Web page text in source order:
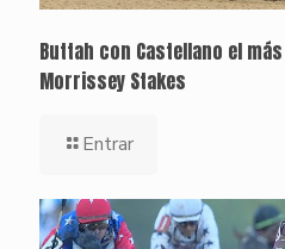
Buttah con Castellano el
Morrissey Stakes
Entrar